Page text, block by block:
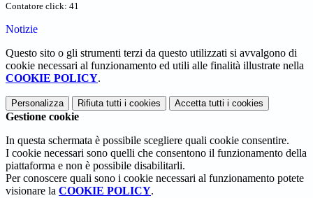
Contatore click: 41
Notizie
Questo sito o gli strumenti terzi da questo utilizzati si avvalgono di
cookie necessari al funzionamento ed utili alle finalità illustrate nella
COOKIE POLICY.
Personalizza Rifiuta tutti i cookies Accetta tutti i cookies
Gestione cookie
In questa schermata è possibile scegliere quali cookie consentire.
I cookie necessari sono quelli che consentono il funzionamento della
piattaforma e non è possibile disabilitarli.
Per conoscere quali sono i cookie necessari al funzionamento potete
visionare la COOKIE POLICY.